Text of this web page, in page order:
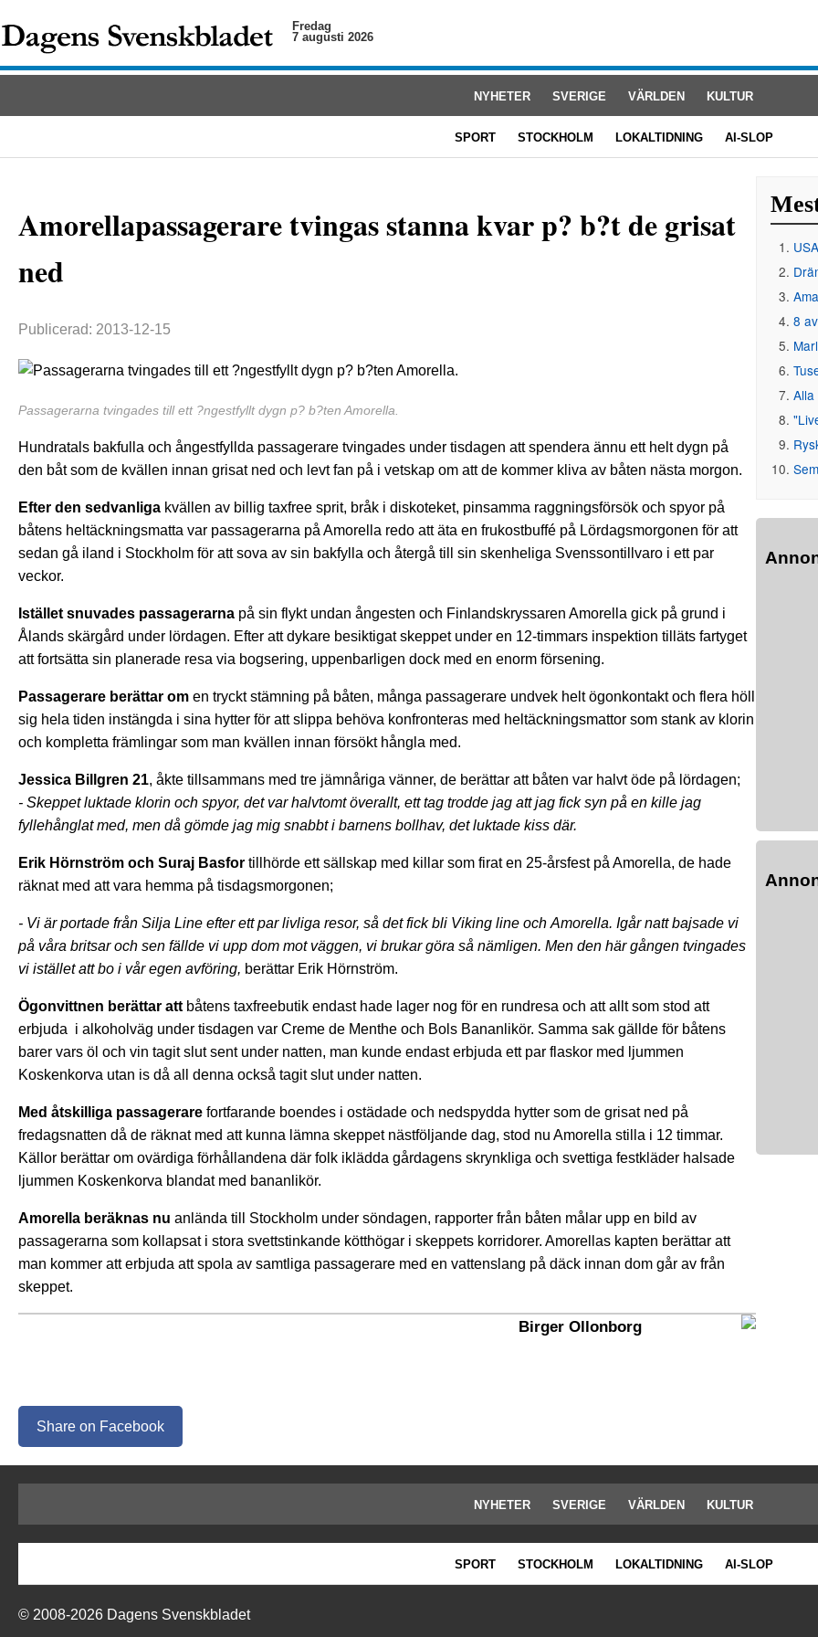
Fredag
7 augusti 2026
NYHETER SVERIGE VÄRLDEN KULTUR
SPORT STOCKHOLM LOKALTIDNING AI-SLOP
Amorellapassagerare tvingas stanna kvar p? b?t de grisat
ned
Publicerad: 2013-12-15
Passagerarna tvingades till ett ?ngestfyllt dygn p? b?ten Amorella.
Hundratals bakfulla och ångestfyllda passagerare tvingades under tisdagen att spendera ännu ett helt dygn på
den båt som de kvällen innan grisat ned och levt fan på i vetskap om att de kommer kliva av båten nästa morgon.
Efter den sedvanliga kvällen av billig taxfree sprit, bråk i diskoteket, pinsamma raggningsförsök och spyor på
båtens heltäckningsmatta var passagerarna på Amorella redo att äta en frukostbuffé på Lördagsmorgonen för att
sedan gå iland i Stockholm för att sova av sin bakfylla och återgå till sin skenheliga Svenssontillvaro i ett par
veckor.
Istället snuvades passagerarna på sin flykt undan ångesten och Finlandskryssaren Amorella gick på grund i
Ålands skärgård under lördagen. Efter att dykare besiktigat skeppet under en 12-timmars inspektion tilläts fartyget
att fortsätta sin planerade resa via bogsering, uppenbarligen dock med en enorm försening.
Passagerare berättar om en tryckt stämning på båten, många passagerare undvek helt ögonkontakt och flera höll
sig hela tiden instängda i sina hytter för att slippa behöva konfronteras med heltäckningsmattor som stank av klorin
och kompletta främlingar som man kvällen innan försökt hångla med.
Jessica Billgren 21, åkte tillsammans med tre jämnåriga vänner, de berättar att båten var halvt öde på lördagen;
- Skeppet luktade klorin och spyor, det var halvtomt överallt, ett tag trodde jag att jag fick syn på en kille jag
fyllehånglat med, men då gömde jag mig snabbt i barnens bollhav, det luktade kiss där.
Erik Hörnström och Suraj Basfor tillhörde ett sällskap med killar som firat en 25-årsfest på Amorella, de hade
räknat med att vara hemma på tisdagsmorgonen;
- Vi är portade från Silja Line efter ett par livliga resor, så det fick bli Viking line och Amorella. Igår natt bajsade vi
på våra britsar och sen fällde vi upp dom mot väggen, vi brukar göra så nämligen. Men den här gången tvingades
vi istället att bo i vår egen avföring, berättar Erik Hörnström.
Ögonvittnen berättar att båtens taxfreebutik endast hade lager nog för en rundresa och att allt som stod att
erbjuda i alkoholväg under tisdagen var Creme de Menthe och Bols Bananlikör. Samma sak gällde för båtens
barer vars öl och vin tagit slut sent under natten, man kunde endast erbjuda ett par flaskor med ljummen
Koskenkorva utan is då all denna också tagit slut under natten.
Med åtskilliga passagerare fortfarande boendes i ostädade och nedspydda hytter som de grisat ned på
fredagsnatten då de räknat med att kunna lämna skeppet nästföljande dag, stod nu Amorella stilla i 12 timmar.
Källor berättar om ovärdiga förhållandena där folk iklädda gårdagens skrynkliga och svettiga festkläder halsade
ljummen Koskenkorva blandat med bananlikör.
Amorella beräknas nu anlända till Stockholm under söndagen, rapporter från båten målar upp en bild av
passagerarna som kollapsat i stora svettstinkande kötthögar i skeppets korridorer. Amorellas kapten berättar att
man kommer att erbjuda att spola av samtliga passagerare med en vattenslang på däck innan dom går av från
skeppet.
Birger Ollonborg
Share on Facebook
8
NYHETER SVERIGE VÄRLDEN KULTUR
SPORT STOCKHOLM LOKALTIDNING AI-SLOP
© 2008-2026 Dagens Svenskbladet